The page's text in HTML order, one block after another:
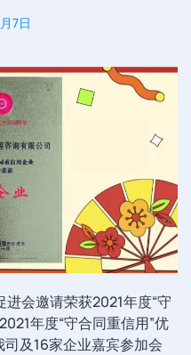
7日
会邀请荣获2021年度“守
年度“守合同重信用”优
及16家企业嘉宾参加会